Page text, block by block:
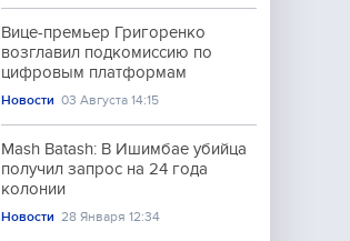
Вице-премьер Григоренко
возглавил подкомиссию по
цифровым платформам
Новости 03 Августа 14:15
Mash Batash: В Ишимбае убийца
получил запрос на 24 года
колонии
Новости 28 Января 12:34